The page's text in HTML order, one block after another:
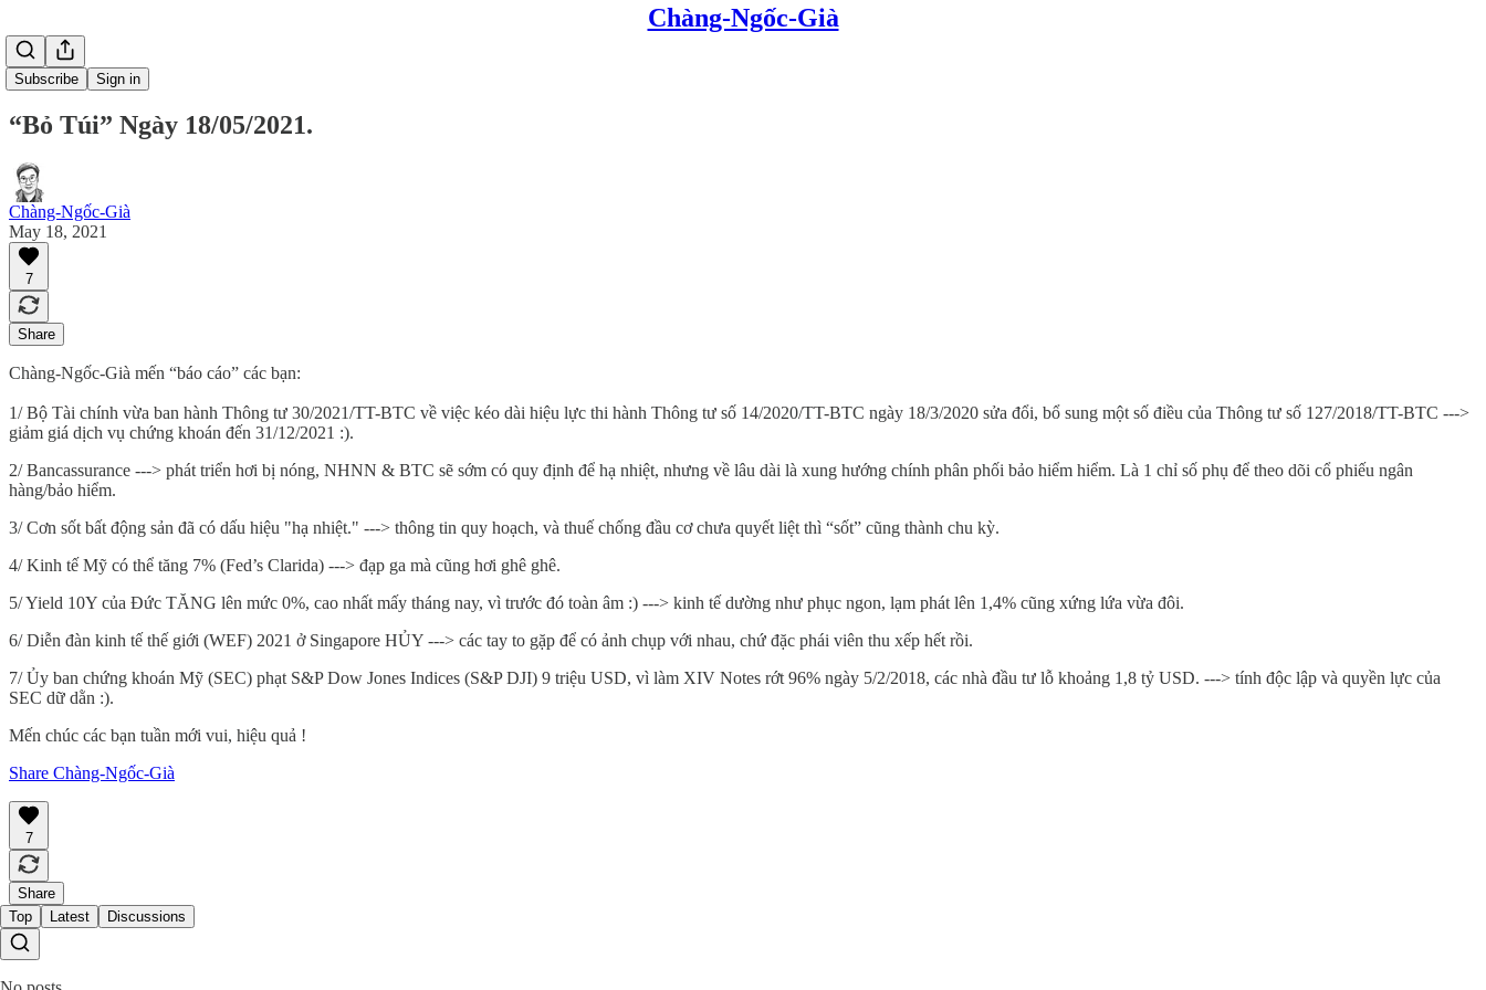
Chàng-Ngốc-Già
Subscribe Sign in
“Bỏ Túi” Ngày 18/05/2021.
Chàng-Ngốc-Già
May 18, 2021
7
Share
Chàng-Ngốc-Già mến “báo cáo” các bạn:
1/ Bộ Tài chính vừa ban hành Thông tư 30/2021/TT-BTC về việc kéo dài hiệu lực thi hành Thông tư số 14/2020/TT-BTC ngày 18/3/2020 sửa đổi, bổ sung một số điều của Thông tư số 127/2018/TT-BTC --->
giảm giá dịch vụ chứng khoán đến 31/12/2021 :).
2/ Bancassurance ---> phát triển hơi bị nóng, NHNN & BTC sẽ sớm có quy định để hạ nhiệt, nhưng về lâu dài là xung hướng chính phân phối bảo hiểm hiểm. Là 1 chỉ số phụ để theo dõi cổ phiếu ngân
hàng/bảo hiểm.
3/ Cơn sốt bất động sản đã có dấu hiệu "hạ nhiệt." ---> thông tin quy hoạch, và thuế chống đầu cơ chưa quyết liệt thì “sốt” cũng thành chu kỳ.
4/ Kinh tế Mỹ có thể tăng 7% (Fed’s Clarida) ---> đạp ga mà cũng hơi ghê ghê.
5/ Yield 10Y của Đức TĂNG lên mức 0%, cao nhất mấy tháng nay, vì trước đó toàn âm :) ---> kinh tế dường như phục ngon, lạm phát lên 1,4% cũng xứng lứa vừa đôi.
6/ Diễn đàn kinh tế thế giới (WEF) 2021 ở Singapore HỦY ---> các tay to gặp để có ảnh chụp với nhau, chứ đặc phái viên thu xếp hết rồi.
7/ Ủy ban chứng khoán Mỹ (SEC) phạt S&P Dow Jones Indices (S&P DJI) 9 triệu USD, vì làm XIV Notes rớt 96% ngày 5/2/2018, các nhà đầu tư lỗ khoảng 1,8 tỷ USD. ---> tính độc lập và quyền lực của
SEC dữ dằn :).
Mến chúc các bạn tuần mới vui, hiệu quả !
Share Chàng-Ngốc-Già
7
Share
Top
Latest Discussions